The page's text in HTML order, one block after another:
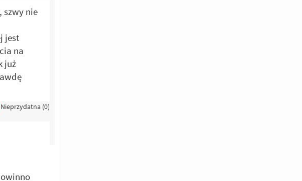
szwy nie
jest
na
już
Nieprzydatna (0)